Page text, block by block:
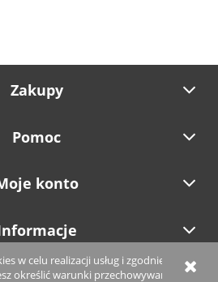
w celu realizacji usług i zgodnie z
określić warunki przechowywania
Zakupy
Pomoc
konto
wersję strony